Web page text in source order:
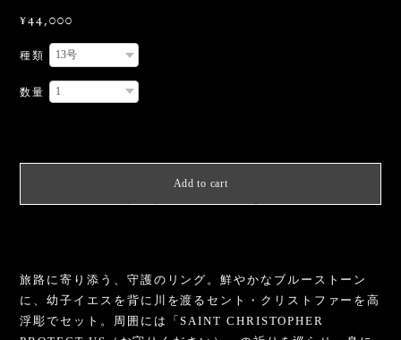
¥44,000
種類
数量
Add to cart
旅路に寄り添う、守護のリング。鮮やかなブルーストーン
に、幼子イエスを背に川を渡るセント・クリストファーを高
浮彫でセット。周囲には「SAINT CHRISTOPHER